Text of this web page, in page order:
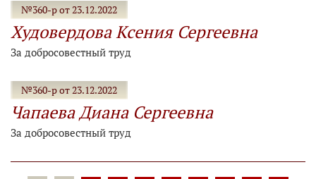
№360-р от 23.12.2022
Худовердова Ксения Сергеевна
За добросовестный труд
№360-р от 23.12.2022
Чапаева Диана Сергеевна
За добросовестный труд